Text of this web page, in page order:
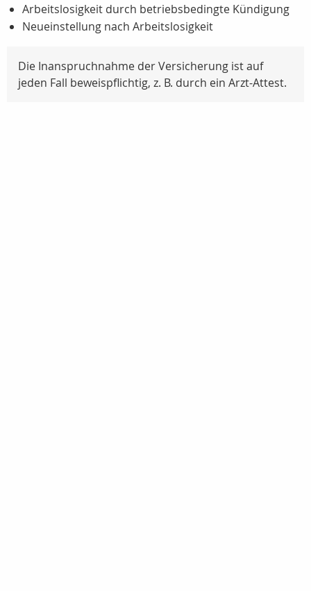
Arbeitslosigkeit durch betriebsbedingte Kündigung
Neueinstellung nach Arbeitslosigkeit
Die Inanspruchnahme der Versicherung ist auf
jeden Fall beweispflichtig, z. B. durch ein Arzt-Attest.